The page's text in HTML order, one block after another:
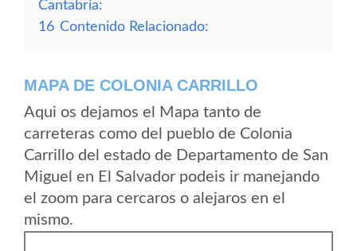
Cantabria:
16 Contenido Relacionado:
MAPA DE COLONIA CARRILLO
Aqui os dejamos el Mapa tanto de
carreteras como del pueblo de Colonia
Carrillo del estado de Departamento de San
Miguel en El Salvador podeis ir manejando
el zoom para cercaros o alejaros en el
mismo.